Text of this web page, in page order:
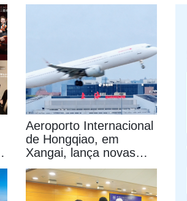
Aeroporto Internacional
de Hongqiao, em
Xangai, lança novas
medidas para
passageiros de entrada
e em trânsito